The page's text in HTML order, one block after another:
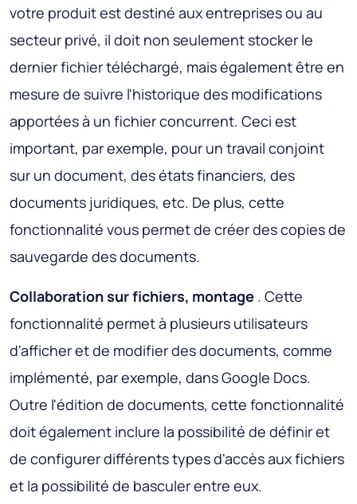
votre produit est destiné aux entreprises ou au
secteur privé, il doit non seulement stocker le
dernier fichier téléchargé, mais également être en
mesure de suivre l'historique des modifications
apportées à un fichier concurrent. Ceci est
important, par exemple, pour un travail conjoint
sur un document, des états financiers, des
documents juridiques, etc. De plus, cette
fonctionnalité vous permet de créer des copies de
sauvegarde des documents.
Collaboration sur fichiers, montage . Cette
fonctionnalité permet à plusieurs utilisateurs
d'afficher et de modifier des documents, comme
implémenté, par exemple, dans Google Docs.
Outre l'édition de documents, cette fonctionnalité
doit également inclure la possibilité de définir et
de configurer différents types d'accès aux fichiers
et la possibilité de basculer entre eux.